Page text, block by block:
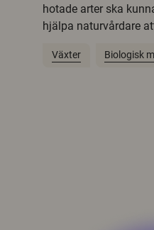
hotade arter ska
hjälpa naturvårdare
Växter Biologisk